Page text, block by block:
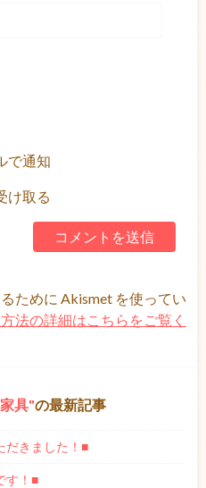
で通知
け取る
ために Akismet を使ってい
法の詳細はこちらをご覧く
家具 の最新記事
だきました！■
す！■